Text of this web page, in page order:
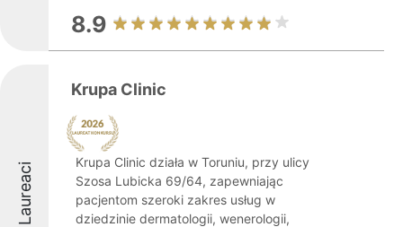
8.9
Laureaci
Krupa Clinic
Krupa Clinic działa w Toruniu, przy ulicy
Szosa Lubicka 69/64, zapewniając
pacjentom szeroki zakres usług w
dziedzinie dermatologii, wenerologii,